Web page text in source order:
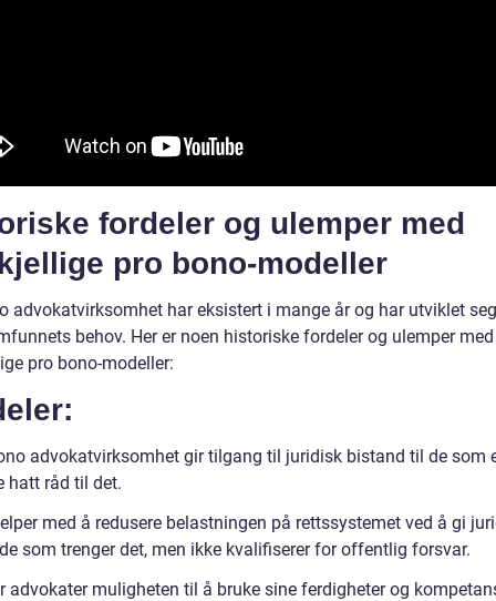
fordeler og ulemper med
pro bono-modeller
advokatvirksomhet har eksistert i mange år og har utviklet
behov. Her er noen historiske fordeler og ulemper med
pro bono-modeller:
advokatvirksomhet gir tilgang til juridisk bistand til de som
hatt råd til det.
med å redusere belastningen på rettssystemet ved å gi
som trenger det, men ikke kvalifiserer for offentlig forsvar.
advokater muligheten til å bruke sine ferdigheter og